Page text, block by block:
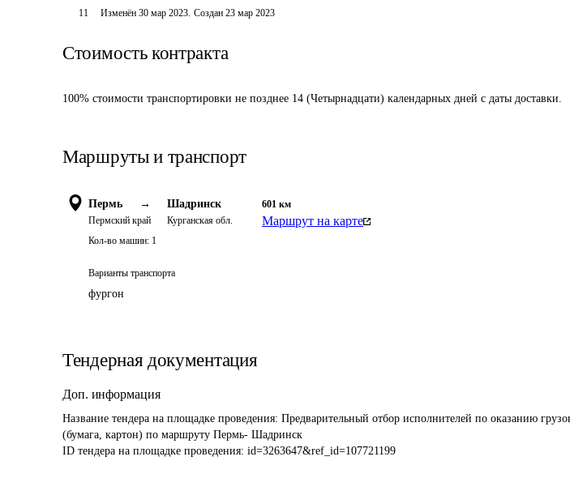
11 Изменён30 мар 2023. Создан 23 мар 2023
Стоимость контракта
100% стоимости транспортировки не позднее 14 (Четырнадцати) календарных дней с даты доставки.
Маршруты и транспорт
Пермь →
Пермский край
Шадринск
Курганская обл.
601 км
Маршрут на карте
Кол-во машин: 1
Варианты транспорта
фургон
Тендерная документация
Доп. информация
Название тендера на площадке проведения: Предварительный отбор исполнителей по оказанию
(бумага, картон) по маршруту Пермь- Шадринск
ID тендера на площадке проведения: id=3263647&ref_id=107721199